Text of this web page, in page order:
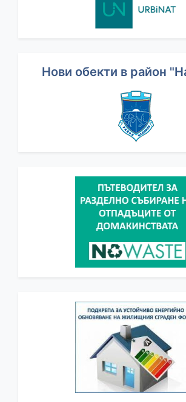
Нови обекти в район